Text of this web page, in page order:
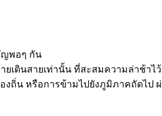
ญพอๆ กัน
ายเดินสายเท่านั้น ที่สะสมความล่าช้าไว้
งถิ่น หรือการข้ามไปยังภูมิภาคถัดไป